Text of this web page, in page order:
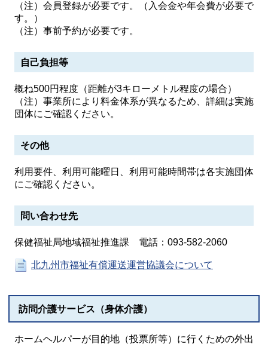
（注）会員登録が必要です。（入会金や年会費が必要で
す。）
（注）事前予約が必要です。
自己負担等
概ね500円程度（距離が3キローメトル程度の場合）
（注）事業所により料金体系が異なるため、詳細は実施
団体にご確認ください。
その他
利用要件、利用可能曜日、利用可能時間帯は各実施団体
にご確認ください。
問い合わせ先
保健福祉局地域福祉推進課 電話：093-582-2060
北九州市福祉有償運送運営協議会について
訪問介護サービス（身体介護）
ホームヘルパーが目的地（投票所等）に行くための外出